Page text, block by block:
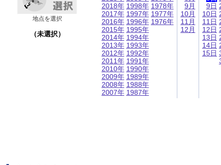
地点を選択
（未選択）
2018年
2017年
2016年
2015年
2014年
2013年
2012年
2011年
2010年
2009年
2008年
2007年
1998年
1997年
1996年
1995年
1994年
1993年
1992年
1991年
1990年
1989年
1988年
1987年
1978年
1977年
1976年
9月
10月
11月
12月
9日
10日
11日
12日
13日
14日
15日